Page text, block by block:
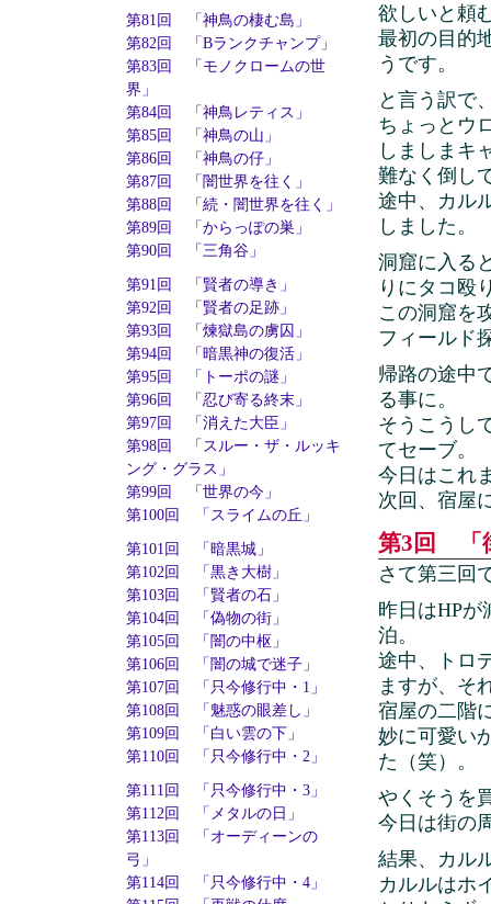
第81回 「神鳥の棲む島」
第82回 「Bランクチャンプ」
第83回 「モノクロームの世
界」
第84回 「神鳥レティス」
第85回 「神鳥の山」
第86回 「神鳥の仔」
第87回 「闇世界を往く」
第88回 「続・闇世界を往く」
第89回 「からっぽの巣」
第90回 「三角谷」
第91回 「賢者の導き」
第92回 「賢者の足跡」
第93回 「煉獄島の虜囚」
第94回 「暗黒神の復活」
第95回 「トーポの謎」
第96回 「忍び寄る終末」
第97回 「消えた大臣」
第98回 「スルー・ザ・ルッキ
ング・グラス」
第99回 「世界の今」
第100回 「スライムの丘」
第101回 「暗黒城」
第102回 「黒き大樹」
第103回 「賢者の石」
第104回 「偽物の街」
第105回 「闇の中枢」
第106回 「闇の城で迷子」
第107回 「只今修行中・1」
第108回 「魅惑の眼差し」
第109回 「白い雲の下」
第110回 「只今修行中・2」
第111回 「只今修行中・3」
第112回 「メタルの日」
第113回 「オーディーンの
弓」
第114回 「只今修行中・4」
欲しいと頼
最初の目的
うです。
と言う訳で
ちょっとウ
しましまキ
難なく倒し
途中、カル
しました。
洞窟に入る
りにタコ殴
この洞窟を
フィールド
帰路の途中
る事に。
そうこうし
てセーブ。
今日はこれ
次回、宿屋
第3回 「
さて第三回
昨日はHPが
泊。
途中、トロ
ますが、そ
宿屋の二階
妙に可愛い
た（笑）。
やくそうを
今日は街の
結果、カル
カルルはホ